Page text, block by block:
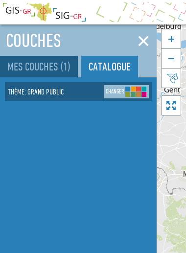
COUCHES ✕
MES COUCHES (1) CATALOGUE
THÈME:GRAND PUBLIC CHANGER



